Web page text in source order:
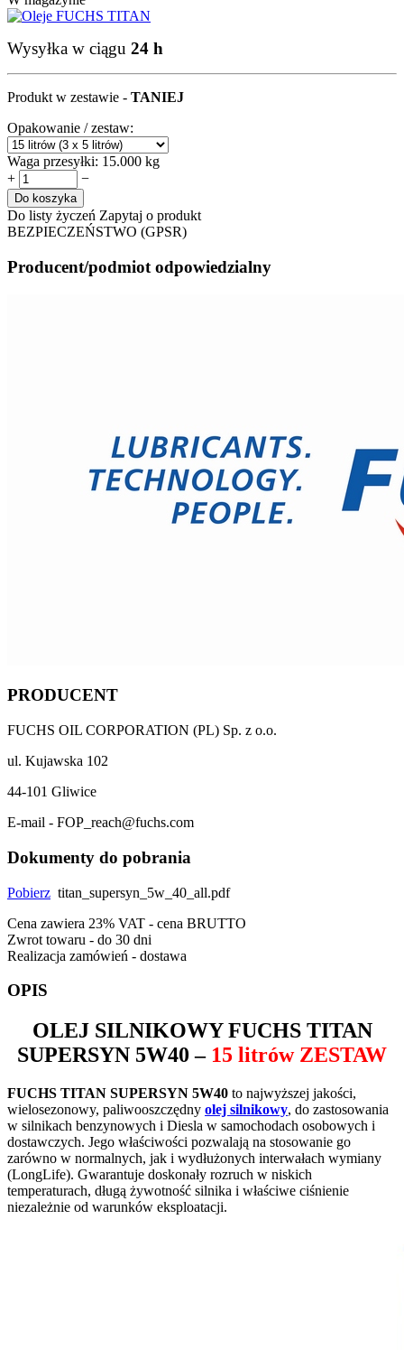
Wysyłka w ciągu 24 h
Produkt w zestawie - TANIEJ
Opakowanie / zestaw:
Waga przesyłki: 15.000 kg
+
−
Do koszyka
Do listy życzeń Zapytaj o produkt
BEZPIECZEŃSTWO (GPSR)
Producent/podmiot odpowiedzialny
PRODUCENT
FUCHS OIL CORPORATION (PL) Sp. z o.o.
ul. Kujawska 102
44-101 Gliwice
E-mail - FOP_reach@fuchs.com
Dokumenty do pobrania
Pobierz titan_supersyn_5w_40_all.pdf
Cena zawiera 23% VAT - cena BRUTTO
Zwrot towaru - do 30 dni
Realizacja zamówień - dostawa
OPIS
OLEJ SILNIKOWYFUCHS TITAN
SUPERSYN 5W40 – 15 litrów ZESTAW
FUCHS TITAN SUPERSYN 5W40 to najwyższej jakości,
wielosezonowy, paliwooszczędny olej silnikowy, do zastosowania
w silnikach benzynowych i Diesla w samochodach osobowych i
dostawczych. Jego właściwości pozwalają na stosowanie go
zarówno w normalnych, jak i wydłużonych interwałach wymiany
(LongLife). Gwarantuje doskonały rozruch w niskich
temperaturach, długą żywotność silnika i właściwe ciśnienie
niezależnie od warunków eksploatacji.